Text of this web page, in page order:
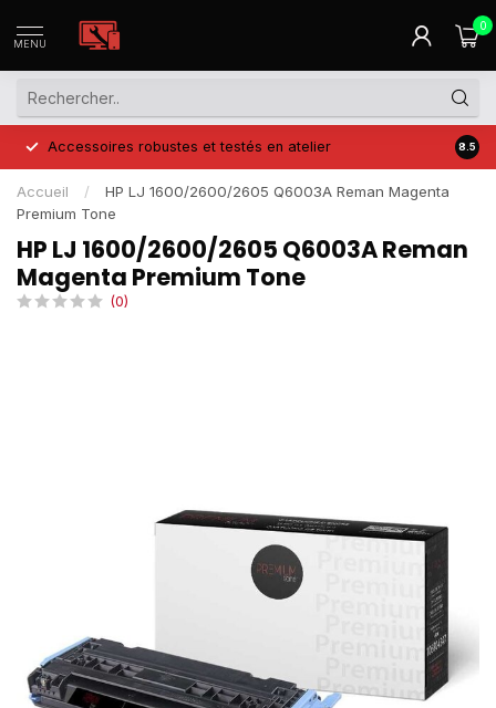
MENU
0
Accessoires robustes et testés en atelier Prix
8.5
Accueil /
HP LJ 1600/2600/2605 Q6003A Reman Magenta
Premium Tone
HP LJ 1600/2600/2605 Q6003A Reman
Magenta Premium Tone
(0)